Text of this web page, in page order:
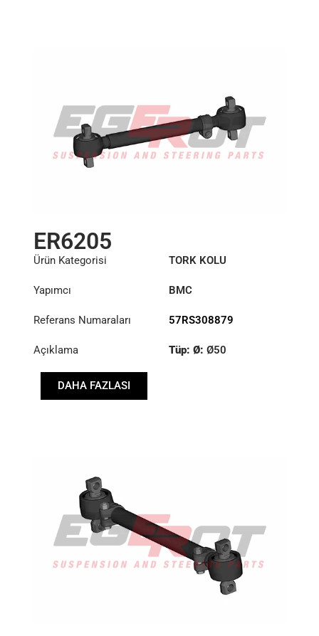
ER6205
Ürün Kategorisi TORK KOLU
Yapımcı BMC
Referans Numaraları 57RS308879
Açıklama Tüp: Ø: Ø50
DAHA FAZLASI